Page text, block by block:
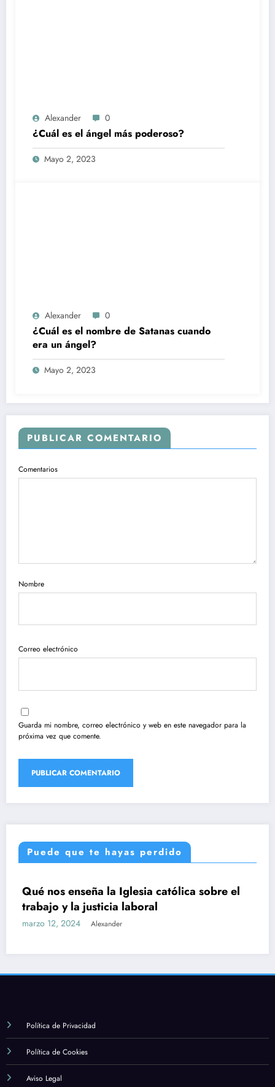
Alexander 0
¿Cuál es el ángel más poderoso?
Mayo 2, 2023
Alexander 0
¿Cuál es el nombre de Satanas cuando
era un ángel?
Mayo 2, 2023
PUBLICAR COMENTARIO
Comentarios
Nombre
Correo electrónico
Guarda mi nombre, correo electrónico y web en este navegador para la
próxima vez que comente.
Puede que te hayas perdido
católica sobre el
UNCATEGORIZED
Qué nos enseña la
misericordia y el perdón
Política de Privacidad
Política de Cookies
Aviso Legal